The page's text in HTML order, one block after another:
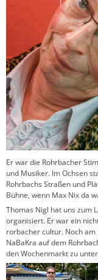
Er war die Rohrbacher
und Musiker. Im Ochsen
Rohrbachs Straßen und
Bühne, wenn Max Nix da
Thomas Nigl hat uns zum
organisiert. Er war ein
rorbacher cultur. Noch
NaBaKra auf dem
den Wochenmarkt zu